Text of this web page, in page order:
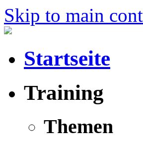
Skip to main
Startseite
Training
Themen